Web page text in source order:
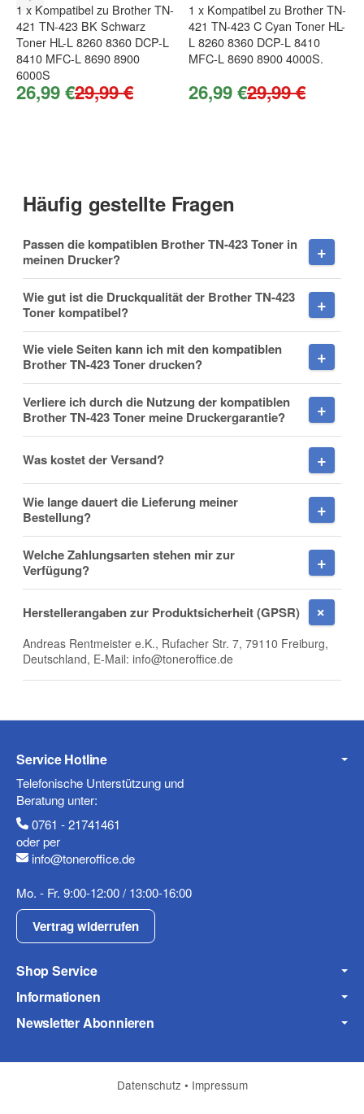
Firma
Telefon
Mobiltelefon
Fax
Frage zum Artikel
Ihre Frage
(* = Pflichtfelder)
Datenschutzerklärung
Frage abschicken
1 x Kompatibel zu Brother TN-
421 TN-423 BK Schwarz
Toner HL-L 8260 8360 DCP-L
8410 MFC-L 8690 8900
6000S
26,99 €29,99 €
1 x Kompatibel zu Brother TN-
421 TN-423 C Cyan Toner HL-
L 8260 8360 DCP-L 8410
MFC-L 8690 8900 4000S.
26,99 €29,99 €
Häufig gestellte Fragen
Passen die kompatiblen Brother TN-423 Toner in
meinen Drucker?
Wie gut ist die Druckqualität der Brother TN-423
Toner kompatibel?
Wie viele Seiten kann ich mit den kompatiblen
Brother TN-423 Toner drucken?
Verliere ich durch die Nutzung der kompatiblen
Brother TN-423 Toner meine Druckergarantie?
Was kostet der Versand?
Wie lange dauert die Lieferung meiner
Bestellung?
Welche Zahlungsarten stehen mir zur
Verfügung?
Herstellerangaben zur Produktsicherheit (GPSR)
Andreas Rentmeister e.K., Rufacher Str. 7, 79110 Freiburg,
Deutschland, E-Mail: info@toneroffice.de
Service Hotline
Telefonische Unterstützung und
Beratung unter:
0761 - 21741461
oder per
info@toneroffice.de
Mo. - Fr. 9:00-12:00 / 13:00-16:00
Vertrag widerrufen
Shop Service
Informationen
Newsletter Abonnieren
Datenschutz • Impressum